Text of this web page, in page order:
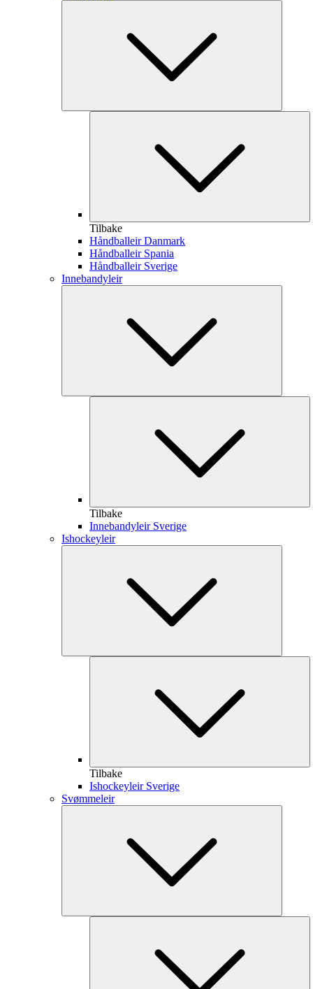
Tilbake
Håndballeir Danmark
Håndballeir Spania
Håndballeir Sverige
Innebandyleir
Tilbake
Innebandyleir Sverige
Ishockeyleir
Tilbake
Ishockeyleir Sverige
Svømmeleir